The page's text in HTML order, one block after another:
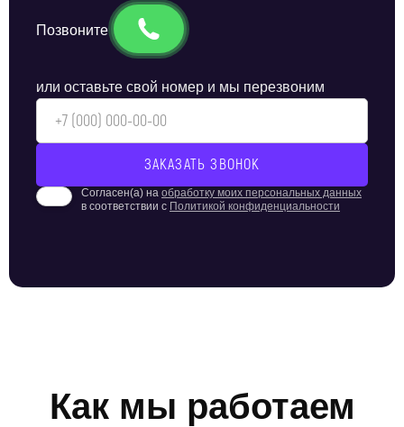
Позвоните
или оставьте свой номер и мы перезвоним
Согласен(а) на обработку моих персональных данных
в соответствии с Политикой конфиденциальности
Как мы работаем